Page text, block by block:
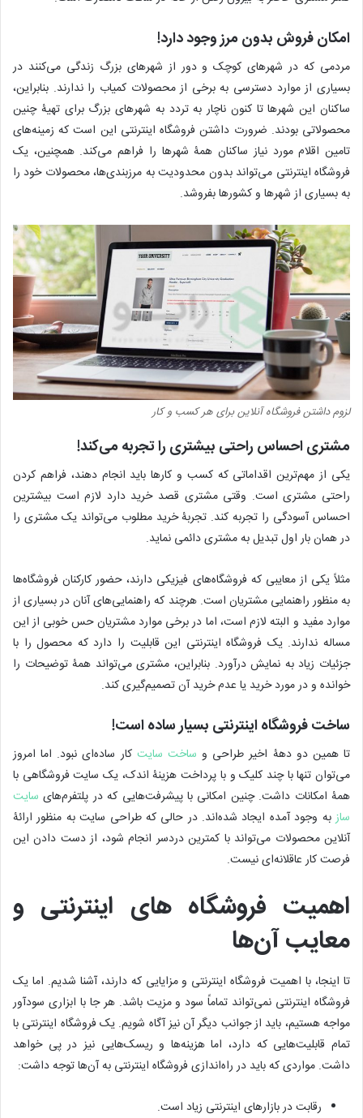
امکان فروش بدون مرز وجود دارد!
مردمی که در شهرهای کوچک و دور از شهرهای بزرگ زندگی می‌کنند در
بسیاری از موارد دسترسی به برخی از محصولات کمیاب را ندارند. بنابراین،
ساکنان این شهرها تا کنون ناچار به تردد به شهرهای بزرگ برای تهیۀ چنین
محصولاتی بودند. ضرورت داشتن فروشگاه اینترنتی این است که زمینه‌های
تامین اقلام مورد نیاز ساکنان همۀ شهرها را فراهم می‌کند. همچنین، یک
فروشگاه اینترنتی می‌تواند بدون محدودیت به مرزبندی‌ها، محصولات خود را
به بسیاری از شهرها و کشورها بفروشد.
لزوم داشتن فروشگاه آنلاین برای هر کسب و کار
مشتری احساس راحتی بیشتری را تجربه می‌کند!
یکی از مهم‌ترین اقداماتی که کسب و کارها باید انجام دهند، فراهم کردن
راحتی مشتری است. وقتی مشتری قصد خرید دارد لازم است بیشترین
احساس آسودگی را تجربه کند. تجربۀ خرید مطلوب می‌تواند یک مشتری را
در همان بار اول تبدیل به مشتری دائمی نماید.
مثلاً یکی از معایبی که فروشگاه‌های فیزیکی دارند، حضور کارکنان فروشگاه‌ها
به منظور راهنمایی مشتریان است. هرچند که راهنمایی‌های آنان در بسیاری از
موارد مفید و البته لازم است، اما در برخی موارد مشتریان حس خوبی از این
مساله ندارند. یک فروشگاه اینترنتی این قابلیت را دارد که محصول را با
جزئیات زیاد به نمایش درآورد. بنابراین، مشتری می‌‌تواند همۀ توضیحات را
خوانده و در مورد خرید یا عدم خرید آن تصمیم‌گیری کند.
ساخت فروشگاه اینترنتی بسیار ساده است!
تا همین دو دهۀ اخیر طراحی و ساخت سایت کار ساده‌ای نبود. اما امروز
می‌توان تنها با چند کلیک و با پرداخت هزینۀ اندک، یک سایت فروشگاهی با
همۀ امکانات داشت. چنین امکانی با پیشرفت‌هایی که در پلتفرم‌های سایت
سازبه وجود آمده ایجاد شده‌اند. در حالی که طراحی سایت به منظور ارائۀ
آنلاین محصولات می‌تواند با کمترین دردسر انجام شود، از دست دادن این
فرصت کار عاقلانه‌ای نیست.
اهمیت فروشگاه های اینترنتی و
معایب آن‌ها
تا اینجا، با اهمیت فروشگاه اینترنتی و مزایایی که دارند، آشنا شدیم. اما یک
فروشگاه اینترنتی نمی‌تواند تماماً سود و مزیت باشد. هر جا با ابزاری سودآور
مواجه هستیم، باید از جوانب دیگر آن نیز آگاه شویم. یک فروشگاه اینترنتی با
تمام قابلیت‌هایی که دارد، اما هزینه‌ها و ریسک‌هایی نیز در پی خواهد
داشت. مواردی که باید در راه‌اندازی فروشگاه‌ اینترنتی به آن‌ها توجه داشت:
رقابت در بازارهای اینترنتی زیاد است.